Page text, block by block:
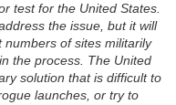
test for the United States.
the issue, but it will
of sites militarily
the process. The United
solution that is difficult to
launches, or try to